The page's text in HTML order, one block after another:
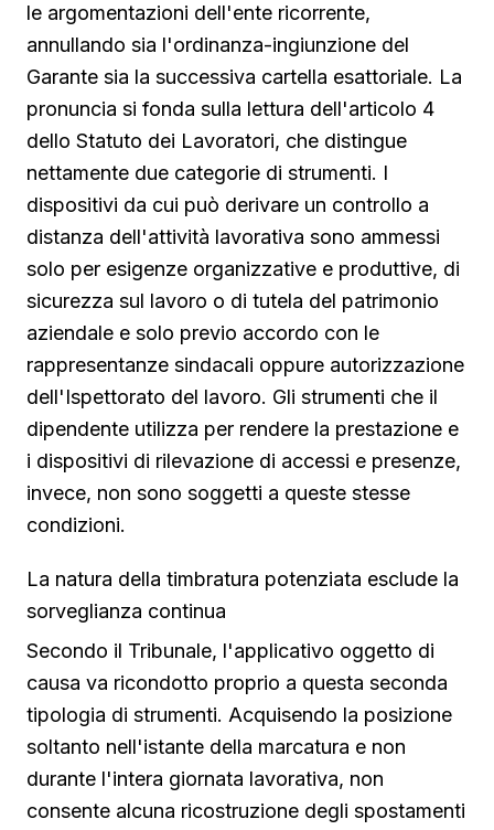
le argomentazioni dell'ente ricorrente,
annullando sia l'ordinanza-ingiunzione del
Garante sia la successiva cartella esattoriale. La
pronuncia si fonda sulla lettura dell'articolo 4
dello Statuto dei Lavoratori, che distingue
nettamente due categorie di strumenti. I
dispositivi da cui può derivare un controllo a
distanza dell'attività lavorativa sono ammessi
solo per esigenze organizzative e produttive, di
sicurezza sul lavoro o di tutela del patrimonio
aziendale e solo previo accordo con le
rappresentanze sindacali oppure autorizzazione
dell'Ispettorato del lavoro. Gli strumenti che il
dipendente utilizza per rendere la prestazione e
i dispositivi di rilevazione di accessi e presenze,
invece, non sono soggetti a queste stesse
condizioni.
La natura della timbratura potenziata esclude la
sorveglianza continua
Secondo il Tribunale, l'applicativo oggetto di
causa va ricondotto proprio a questa seconda
tipologia di strumenti. Acquisendo la posizione
soltanto nell'istante della marcatura e non
durante l'intera giornata lavorativa, non
consente alcuna ricostruzione degli spostamenti